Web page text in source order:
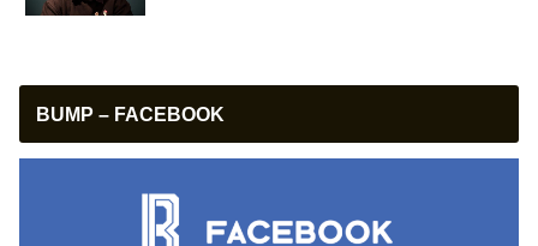
BUMP – FACEBOOK